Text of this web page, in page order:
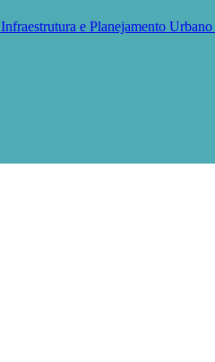
Infraestrutura e Planejamento Urbano